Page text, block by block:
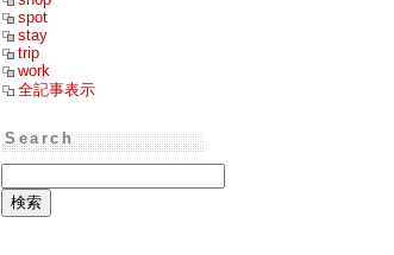
spot
stay
trip
work
全記事表示
Search